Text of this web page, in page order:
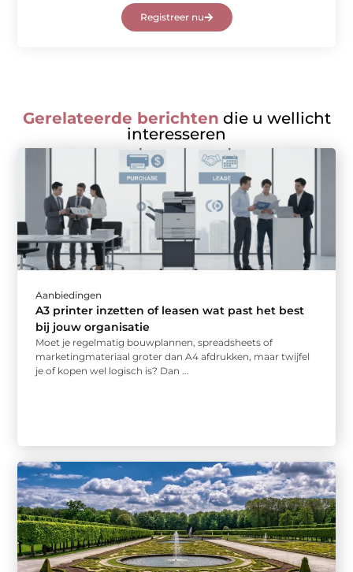
Registreer nu
Gerelateerde berichten die u wellicht
interesseren
Aanbiedingen
A3 printer inzetten of leasen wat past het best
bij jouw organisatie
Moet je regelmatig bouwplannen, spreadsheets of
marketingmateriaal groter dan A4 afdrukken, maar twijfel
je of kopen wel logisch is? Dan ...